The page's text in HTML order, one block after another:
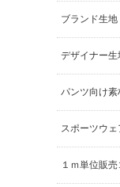
ブランド生地
デザイナー生
パンツ向け素
スポーツウ
１ｍ単位販